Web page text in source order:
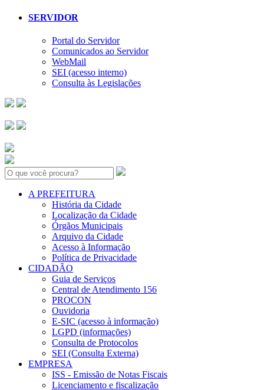
SERVIDOR
Portal do Servidor
Comunicados ao Servidor
WebMail
SEI (acesso interno)
Consulta às Legislações
Search:
A PREFEITURA
História da Cidade
Localização da Cidade
Órgãos Municipais
Arquivo da Cidade
Acesso à Informação
Política de Privacidade
CIDADÃO
Guia de Serviços
Central de Atendimento 156
PROCON
Ouvidoria
E-SIC (acesso à informação)
LGPD (informações)
Consulta de Protocolos
SEI (Consulta Externa)
EMPRESA
ISS - Emissão de Notas Fiscais
Licenciamento e fiscalização